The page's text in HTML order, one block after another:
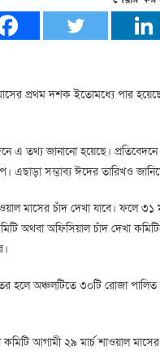
সম্ভাব্য
তারিখ
প্রথম দশক ইতোমধ্যে পার
এ তথ্য জানানো হয়েছে।
এছাড়া সম্ভাব্য ঈদের তারিখও
মাসের চাঁদ দেখা যাবে। ফলে ৩১
অথবা অফিসিয়াল চাঁদ দেখা
হলে অঞ্চলটিতে ৩০টি রোজা পালিত
কমিটি আগামী ২৯ মার্চ শাওয়াল